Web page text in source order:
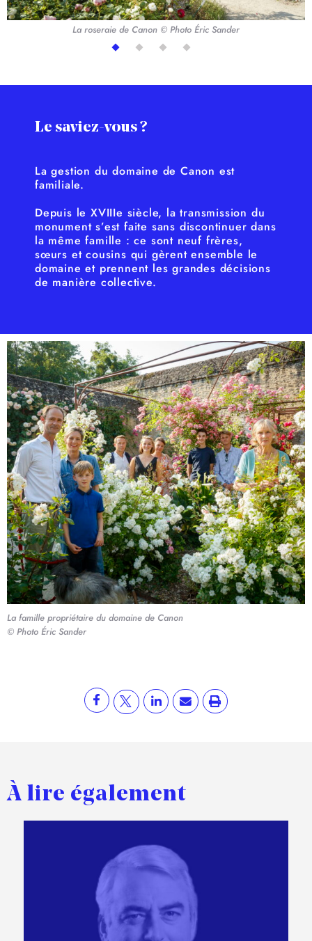
La roseraie de Canon © Photo Éric Sander
Le saviez-vous ?
La gestion du domaine de Canon est
familiale.
Depuis le XVIIIe siècle, la transmission du
monument s’est faite sans discontinuer dans
la même famille : ce sont neuf frères,
sœurs et cousins qui gèrent ensemble le
domaine et prennent les grandes décisions
de manière collective.
La famille propriétaire du domaine de Canon
© Photo Éric Sander
À lire également